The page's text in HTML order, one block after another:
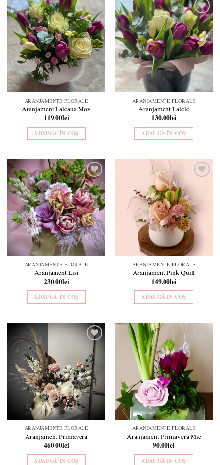
Add to
wishlist
ARANJAMENTE FLORALE
Aranjament Laleaua Mov
119.00lei
ADAUGĂ ÎN COȘ
Add to
wishlist
ARANJAMENTE FLORALE
Aranjament Lalele
130.00lei
ADAUGĂ ÎN COȘ
Add to
wishlist
ARANJAMENTE FLORALE
Aranjament Lisi
230.00lei
ADAUGĂ ÎN COȘ
ARANJAMENTE FLORALE
Aranjament Pink Quill
149.00lei
ADAUGĂ ÎN COȘ
Add to
wishlist
ARANJAMENTE FLORALE
Aranjament Primavera
460.00lei
ADAUGĂ ÎN COȘ
Add to
ARANJAMENTE FLORALE
Aranjament Primavera Mic
90.00lei
ADAUGĂ ÎN COȘ